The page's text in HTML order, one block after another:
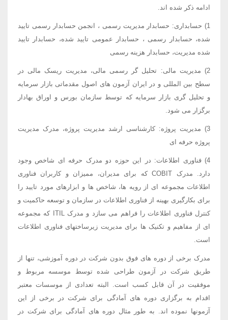
ادامه ذکر شده اند.
1) حسابداری: حسابدار مدیریت رسمی ، انجمن حسابدار رسمی تایید
شده، حسابدار رسمی ، حسابدار عمومی تایید شده، حسابدار تایید
شده مدیریت، حسابدار هزینه رسمی
2) مدیریت مالی: تحلیل گر رسمی مالی، مدیریت ریسک مالی در
سطح بین المللی و در ایران آزمون های اصول مقدماتی بازار سرمایه
و تحلیل گری بازار سرمایه که توسط سازمان بورس و اوراق بهادار
برگزار می شود.
3) مدیریت پروژه: کارشناسی ارشد مدیریت پروژه، مدرک مدیریت
پروژه حرفه ای
4) فناوری اطلاعات: در این حوزه دو مدرک حرفه ای شاخص وجود
دارد. مدرک COBIT که برای مدیران، ممیزان و کاربران فناوری
اطلاعات مجموعه ای از رویه ها، شاخص ها و ابزارهای مورد تایید را
برای بکارگیری بهینه از فناوری اطلاعات در سازمان و توسعه حاکمیت و
کنترل فناوری اطلاعات را فراهم می سازد و مدرک ITIL که مجموعه
ای از مفاهیم و تکنیک ها برای مدیریت زیرساختهای فناوری اطلاعات
است.
مدرک برخی از دوره های فوق بدون شرکت در دوره آموزشی، تنها از
طریق شرکت در آزمون طراحی شده توسط موسسه مربوط و
موفقیت در آن قابل کسب است. البته تعدادی از موسسات معتبر
اقدام به برگزاری دوره های آمادگی برای شرکت در برخی از این
آزمونها نموده اند. به طور مثال دوره های آمادگی برای شرکت در